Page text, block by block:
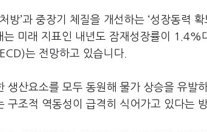
방’과 중장기 체질을 개선하는 ‘성장동력
미래 지표인 내년도 잠재성장률이 1.4%
는 전망하고 있습니다.
생산요소를 모두 동원해 물가 상승을 유발
조적 역동성이 급격히 식어가고 있다는